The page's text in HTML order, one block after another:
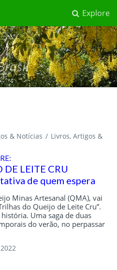
Explore
& Notícias
Livros, Artigos &
LEITE CRU
de quem espera
Minas Artesanal (QMA), vai
do Queijo de Leite Cru”.
Uma saga de duas
do verão, no perpassar